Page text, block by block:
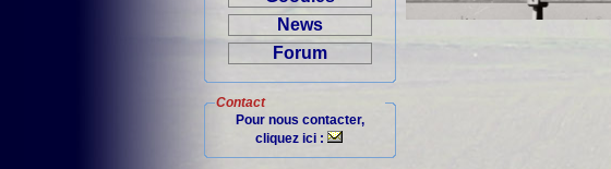
News
Forum
Contact
Pour nous contacter,
cliquez ici :